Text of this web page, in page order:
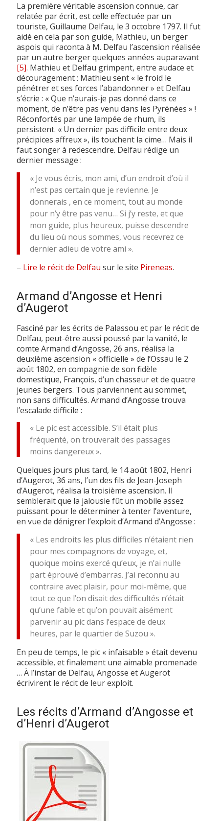
La première véritable ascension connue, car
relatée par écrit, est celle effectuée par un
touriste, Guillaume Delfau, le 3 octobre 1797. Il fut
aidé en cela par son guide, Mathieu, un berger
aspois qui raconta à M. Delfau l’ascension réalisée
par un autre berger quelques années auparavant
[5]. Mathieu et Delfau grimpent, entre audace et
découragement : Mathieu sent « le froid le
pénétrer et ses forces l’abandonner » et Delfau
s’écrie : « Que n’aurais-je pas donné dans ce
moment, de n’être pas venu dans les Pyrénées » !
Réconfortés par une lampée de rhum, ils
persistent. « Un dernier pas difficile entre deux
précipices affreux », ils touchent la cime… Mais il
faut songer à redescendre. Delfau rédige un
dernier message :
« Je vous écris, mon ami, d’un endroit d’où il
n’est pas certain que je revienne. Je
donnerais , en ce moment, tout au monde
pour n’y être pas venu… Si j’y reste, et que
mon guide, plus heureux, puisse descendre
du lieu où nous sommes, vous recevrez ce
dernier adieu de votre ami ».
– Lire le récit de Delfau sur le site Pireneas.
Armand d’Angosse et Henri
d’Augerot
Fasciné par les écrits de Palassou et par le récit de
Delfau, peut-être aussi poussé par la vanité, le
comte Armand d’Angosse, 26 ans, réalisa la
deuxième ascension « officielle » de l’Ossau le 2
août 1802, en compagnie de son fidèle
domestique, François, d’un chasseur et de quatre
jeunes bergers. Tous parviennent au sommet,
non sans difficultés. Armand d’Angosse trouva
l’escalade difficile :
« Le pic est accessible. S’il était plus
fréquenté, on trouverait des passages
moins dangereux ».
Quelques jours plus tard, le 14 août 1802, Henri
d’Augerot, 36 ans, l’un des fils de Jean-Joseph
d’Augerot, réalisa la troisième ascension. Il
semblerait que la jalousie fût un mobile assez
puissant pour le déterminer à tenter l’aventure,
en vue de dénigrer l’exploit d’Armand d’Angosse :
« Les endroits les plus difficiles n’étaient rien
pour mes compagnons de voyage, et,
quoique moins exercé qu’eux, je n’ai nulle
part éprouvé d’embarras. J’ai reconnu au
contraire avec plaisir, pour moi-même, que
tout ce que l’on disait des difficultés n’était
qu’une fable et qu’on pouvait aisément
parvenir au pic dans l’espace de deux
heures, par le quartier de Suzou ».
En peu de temps, le pic « infaisable » était devenu
accessible, et finalement une aimable promenade
… À l’instar de Delfau, Angosse et Augerot
écrivirent le récit de leur exploit.
Les récits d’Armand d’Angosse et
d’Henri d’Augerot